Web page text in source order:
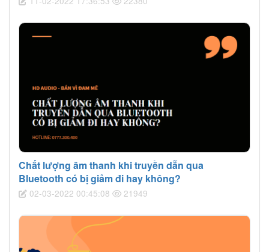
Chất lượng âm thanh khi truyền dẫn qua
Bluetooth có bị giảm đi hay không?
02-03-2022 00:45:08 21949